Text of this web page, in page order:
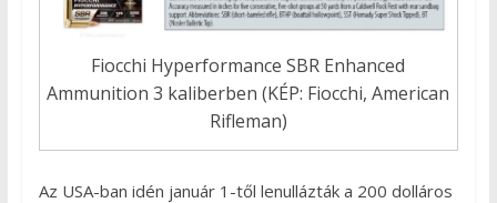
Fiocchi Hyperformance SBR Enhanced
Ammunition 3 kaliberben (KÉP: Fiocchi, American
Rifleman)
Az USA-ban idén január 1-től lenullázták a 200 dolláros